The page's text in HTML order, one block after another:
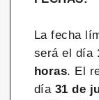
La fecha
será el día
horas. El
día 31 de